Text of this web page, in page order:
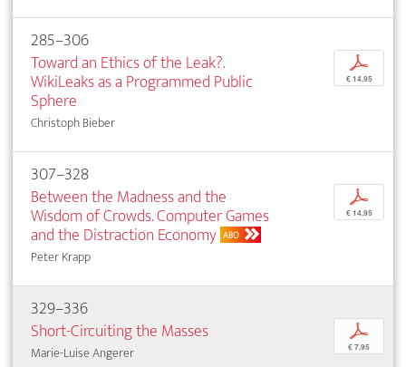
285–306
Toward an Ethics of the Leak?.
WikiLeaks as a Programmed Public
Sphere
Christoph Bieber
p
€ 14,95
307–328
Between the Madness and the
Wisdom of Crowds. Computer Games
and the Distraction Economy ABO
Peter Krapp
p
€ 14,95
329–336
Short-Circuiting the Masses
Marie-Luise Angerer
p
€ 7,95